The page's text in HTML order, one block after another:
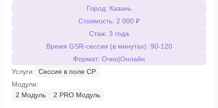
Город: Казань
Стоимость: 2 000 ₽
Стаж: 3 года
Время GSR-сессии (в минутах): 90-120
Формат: Очно|Онлайн
Услуги: Сессия в поле СР
Модули:
2 Модуль
2 PRO Модуль